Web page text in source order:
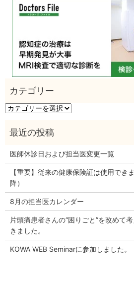
カ
ゴ
リ
医師休診日および担当医変更一覧
【重要】従来の健康保険証は使用でき
降）
8月の担当医カレンダー
片頭痛患者さんの“困りごと”を改めて
きました。
KOWA WEB Seminarに参加しました。